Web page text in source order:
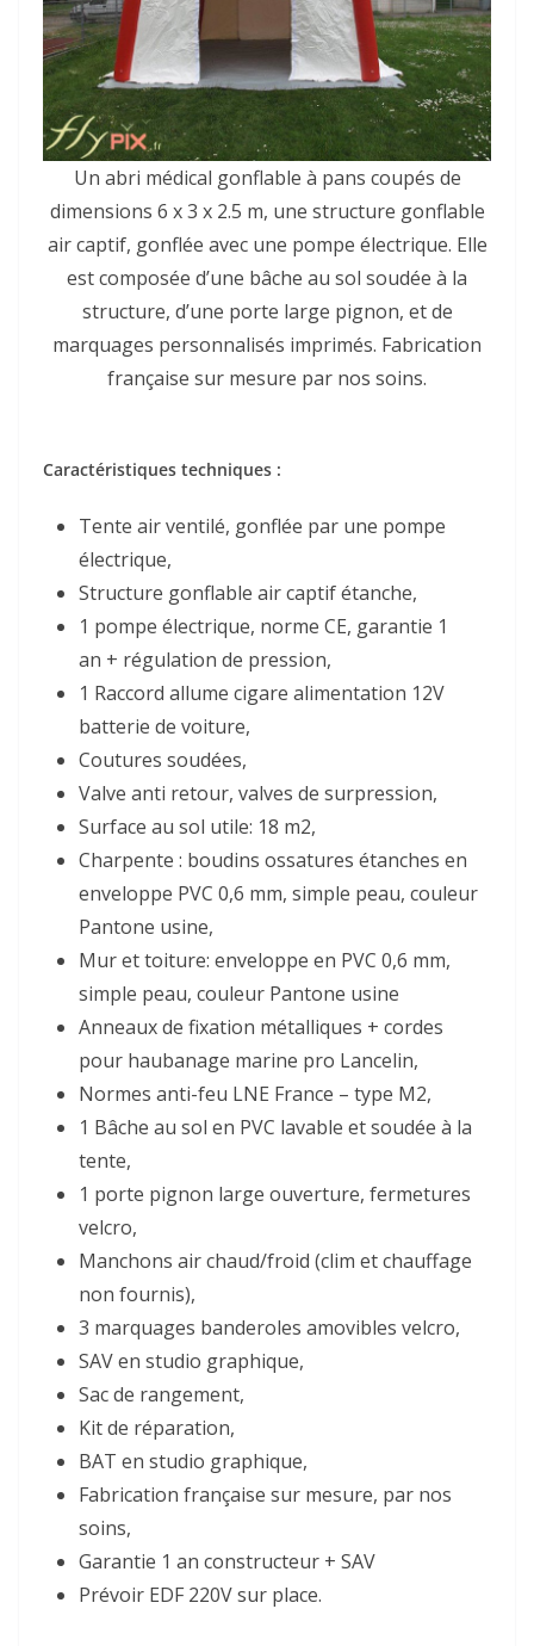
Un abri médical gonflable à pans coupés de
dimensions 6 x 3 x 2.5 m, une structure gonflable
air captif, gonflée avec une pompe électrique. Elle
est composée d’une bâche au sol soudée à la
structure, d’une porte large pignon, et de
marquages personnalisés imprimés. Fabrication
française sur mesure par nos soins.
Caractéristiques techniques :
Tente air ventilé, gonflée par une pompe
électrique,
Structure gonflable air captif étanche,
1 pompe électrique, norme CE, garantie 1
an + régulation de pression,
1 Raccord allume cigare alimentation 12V
batterie de voiture,
Coutures soudées,
Valve anti retour, valves de surpression,
Surface au sol utile: 18 m2,
Charpente : boudins ossatures étanches en
enveloppe PVC 0,6 mm, simple peau, couleur
Pantone usine,
Mur et toiture: enveloppe en PVC 0,6 mm,
simple peau, couleur Pantone usine
Anneaux de fixation métalliques + cordes
pour haubanage marine pro Lancelin,
Normes anti-feu LNE France – type M2,
1 Bâche au sol en PVC lavable et soudée à la
tente,
1 porte pignon large ouverture, fermetures
velcro,
Manchons air chaud/froid (clim et chauffage
non fournis),
3 marquages banderoles amovibles velcro,
SAV en studio graphique,
Sac de rangement,
Kit de réparation,
BAT en studio graphique,
Fabrication française sur mesure, par nos
soins,
Garantie 1 an constructeur + SAV
Prévoir EDF 220V sur place.